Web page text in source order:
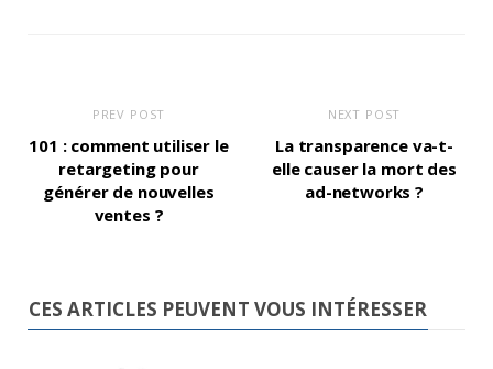
PREV POST
101 : comment utiliser le
retargeting pour
générer de nouvelles
ventes ?
NEXT POST
La transparence va-t-
elle causer la mort des
ad-networks ?
CES ARTICLES PEUVENT VOUS INTÉRESSER